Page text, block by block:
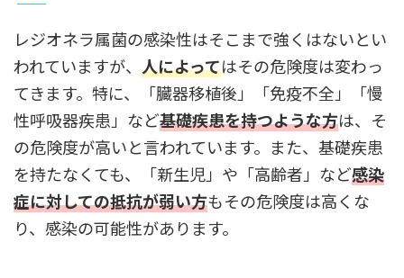
レジオネラ属菌の感染性はそこまで強くはないとい
われていますが、 人によってはその危険度は変わっ
てきます。特に、「臓器移植後」「免疫不全」「慢
性呼吸器疾患」など基礎疾患を持つような方は、そ
の危険度が高いと言われています。また、基礎疾患
を持たなくても、「新生児」や「高齢者」など感染
症に対しての抵抗が弱い方もその危険度は高くな
り、感染の可能性があります。